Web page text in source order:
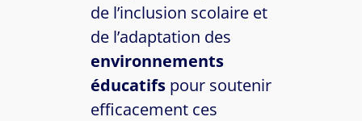
de l’inclusion scolaire et
de l’adaptation des
environnements
éducatifs pour soutenir
efficacement ces